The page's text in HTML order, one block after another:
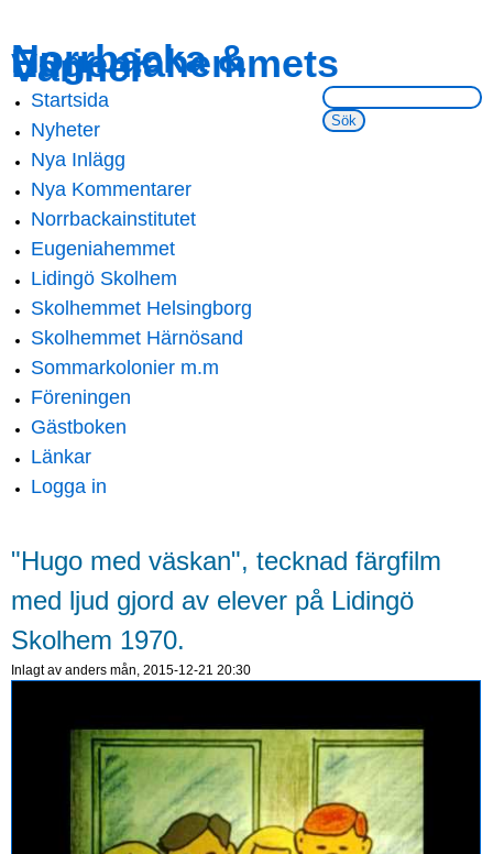
main
content
navigation
Norrbacka &
Eugeniahemmets
Vänner
Sök på webbsidan:
Main menu
Startsida
Nyheter
Nya Inlägg
Nya Kommentarer
Norrbackainstitutet
Eugeniahemmet
Lidingö Skolhem
Skolhemmet Helsingborg
Skolhemmet Härnösand
Sommarkolonier m.m
Föreningen
Gästboken
Länkar
Logga in
"Hugo med väskan", tecknad färgfilm
med ljud gjord av elever på Lidingö
Skolhem 1970.
Inlagt av anders mån, 2015-12-21 20:30